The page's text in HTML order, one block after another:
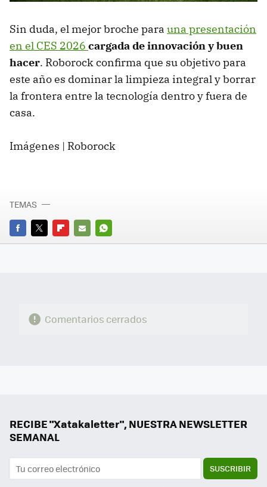
Sin duda, el mejor broche para una presentación
en el CES 2026 cargada de innovación y buen
hacer. Roborock confirma que su objetivo para
este año es dominar la limpieza integral y borrar
la frontera entre la tecnología dentro y fuera de
casa.
Imágenes | Roborock
FACEBOOK
TWITTERFLIPBOARD
E-
WHATSAPP
TEMAS
Comentarios cerrados
RECIBE "Xatakaletter", NUESTRA NEWSLETTER
SEMANAL
SUSCRIBIR